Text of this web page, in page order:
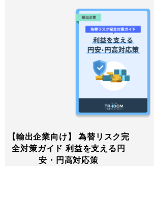
【輸出企業向け】 為替リスク完
全対策ガイド 利益を支える円
安・円高対応策